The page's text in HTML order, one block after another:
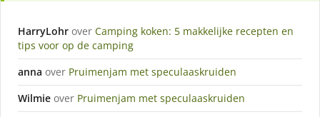
HarryLohr over Camping koken: 5 makkelijke recepten en
tips voor op de camping
anna over Pruimenjam met speculaaskruiden
Wilmie over Pruimenjam met speculaaskruiden